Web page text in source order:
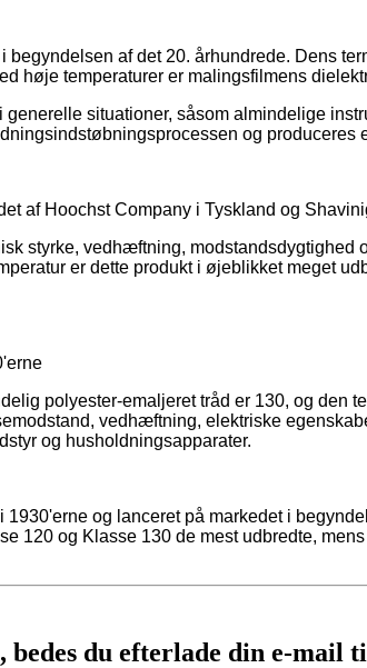
af ​​det 20. århundrede. Dens
høje temperaturer er malingsfilmens
situationer, såsom almindelige
og
af Hoochst Company i Tyskland og
styrke, vedhæftning,
er dette produkt i øjeblikket meget
polyester-emaljeret tråd er 130, og den
vedhæftning, elektriske
og husholdningsapparater.
og lanceret på markedet i
120 og Klasse 130 de mest udbredte,
du efterlade din e-mail